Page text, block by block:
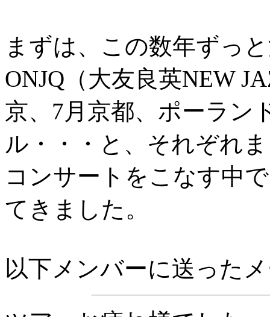
まずは、この数年ずっ
ONJQ（大友良英NEW
京、7月京都、ポーラン
ル・・・と、それぞれ
コンサートをこなす中
てきました。
以下メンバーに送った